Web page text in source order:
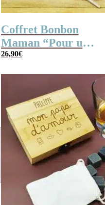
Coffret Bonbon
Maman “Pour une
maman en or” :
26,90€